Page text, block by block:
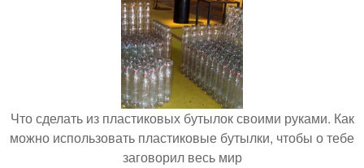
Что сделать из пластиковых бутылок своими руками. Как
можно использовать пластиковые бутылки, чтобы о тебе
заговорил весь мир